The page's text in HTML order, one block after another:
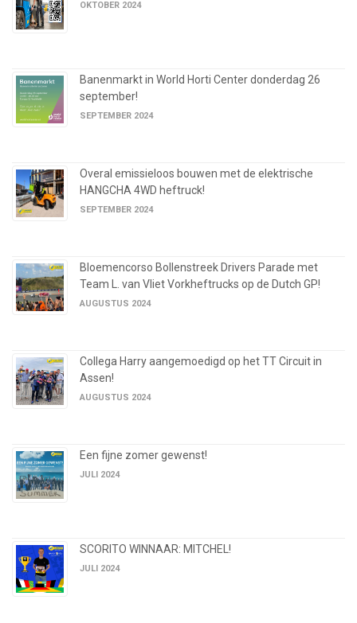
OKTOBER 2024
Banenmarkt in World Horti Center donderdag 26
september!
SEPTEMBER 2024
Overal emissieloos bouwen met de elektrische
HANGCHA 4WD heftruck!
SEPTEMBER 2024
Bloemencorso Bollenstreek Drivers Parade met
Team L. van Vliet Vorkheftrucks op de Dutch GP!
AUGUSTUS 2024
Collega Harry aangemoedigd op het TT Circuit in
Assen!
AUGUSTUS 2024
Een fijne zomer gewenst!
JULI 2024
SCORITO WINNAAR: MITCHEL!
JULI 2024